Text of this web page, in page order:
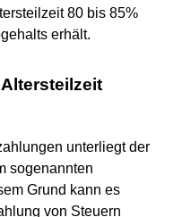
80 bis 85%
erhält.
unterliegt der
sogenannten
Grund kann es
von Steuern